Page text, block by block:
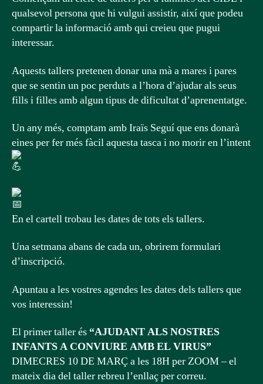
qualsevol persona que hi vulgui assistir, així que podeu
compartir la informació amb qui creieu que pugui
interessar.
Aquests tallers pretenen donar una mà a mares i pares
que se sentin un poc perduts a l’hora d’ajudar als seus
fills i filles amb algun tipus de dificultat d’aprenentatge.
Un any més, comptam amb Iraïs Seguí que ens donarà
eines per fer més fàcil aquesta tasca i no morir en l’intent
En el cartell trobau les dates de tots els tallers.
Una setmana abans de cada un, obrirem formulari
d’inscripció.
Apuntau a les vostres agendes les dates dels tallers que
vos interessin!
El primer taller és “AJUDANT ALS NOSTRES
INFANTS A CONVIURE AMB EL VIRUS”
DIMECRES 10 DE MARÇ a les 18H per ZOOM – el
mateix dia del taller rebreu l’enllaç per correu.